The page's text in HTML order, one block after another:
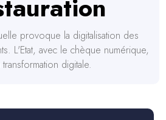
provoque la digitalisation des
L'Etat, avec le chèque numérique,
digitale.